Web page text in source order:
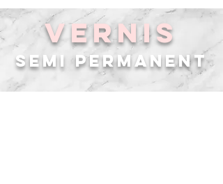
VERNIS
SEMI PERMANENT